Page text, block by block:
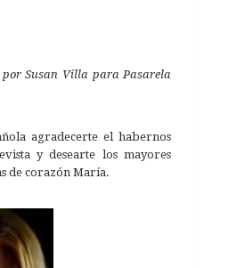
Susan Villa para Pasarela
agradecerte el habernos
y desearte los mayores
de corazón María.